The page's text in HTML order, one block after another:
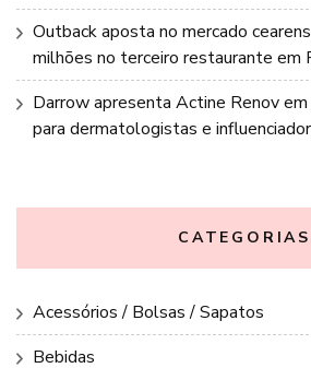
Outback aposta no mercado
milhões no terceiro restaurante em
Darrow apresenta Actine Renov
para dermatologistas e
CATEGORIAS
Acessórios / Bolsas / Sapatos
Bebidas